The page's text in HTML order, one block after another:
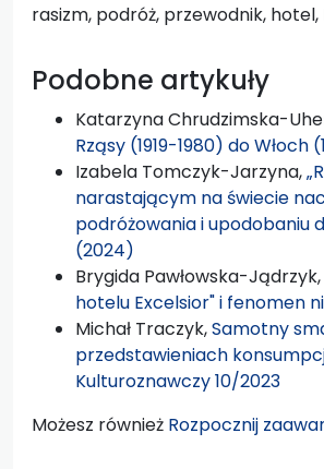
rasizm, podróż, przewodnik,
Podobne artykuły
Katarzyna Chrudzimska-
Rząsy (1919-1980) do Włoch
Izabela Tomczyk-Jarzyna,
narastającym na świecie
podróżowania i upodobaniu
(2024)
Brygida Pawłowska-Jądrzyk,
hotelu Excelsior" i fenomen
Michał Traczyk,Samotny
przedstawieniach
Kulturoznawczy 10/2023
Możesz również Rozpocznij